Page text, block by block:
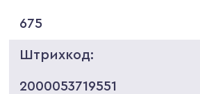
675
Штрихкод:
2000053719551